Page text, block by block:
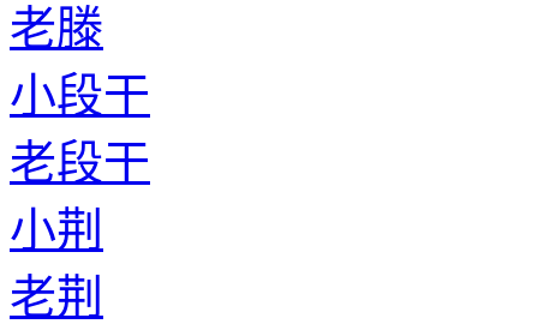
老滕
小段干
老段干
小荆
老荆